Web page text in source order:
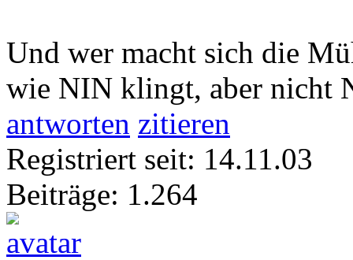
Und wer macht sich die
wie NIN klingt, aber nicht
antworten zitieren
Registriert seit: 14.11.03
Beiträge: 1.264